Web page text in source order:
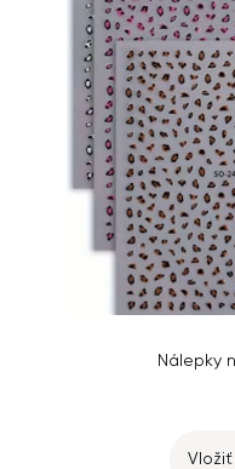
Nálepky
Vložiť